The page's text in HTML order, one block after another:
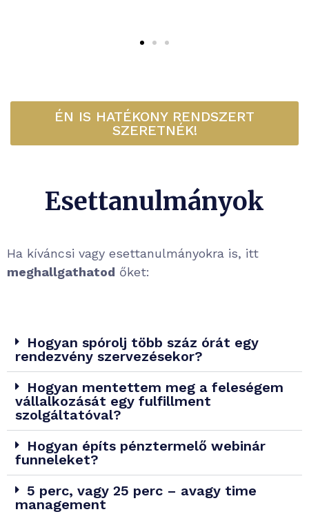
ÉN IS HATÉKONY RENDSZERT
SZERETNÉK!
Esettanulmányok
Ha kíváncsi vagy esettanulmányokra is, itt
meghallgathatod őket:
Hogyan spórolj több száz órát egy
rendezvény szervezésekor?
Hogyan mentettem meg a feleségem
vállalkozását egy fulfillment
szolgáltatóval?
Hogyan építs pénztermelő webinár
funneleket?
5 perc, vagy 25 perc – avagy time
management